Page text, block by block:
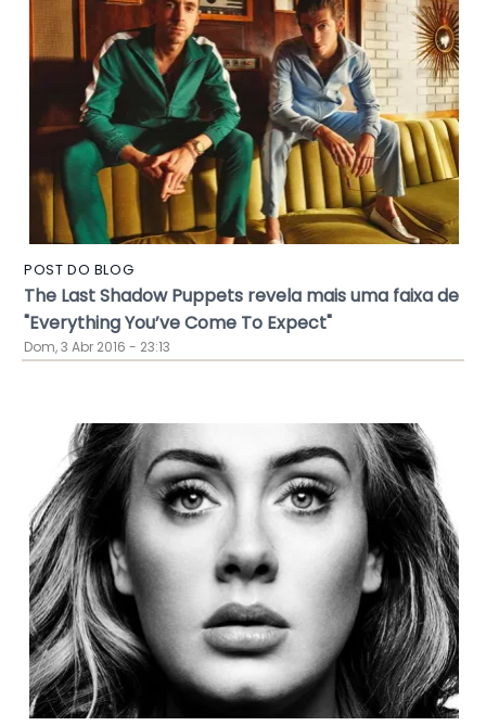
POST DO BLOG
The Last Shadow Puppets revela mais uma faixa de
"Everything You’ve Come To Expect"
Dom, 3 Abr 2016 - 23:13